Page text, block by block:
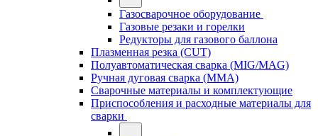
Газосварочное оборудование
Газовые резаки и горелки
Редукторы для газового баллона
Плазменная резка (CUT)
Полуавтоматическая сварка (MIG/MAG)
Ручная дуговая сварка (MMA)
Сварочные материалы и комплектующие
Приспособления и расходные материалы для
сварки